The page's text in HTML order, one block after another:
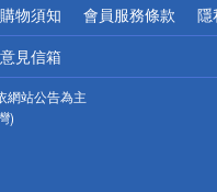
購物須知 會員服務條款 隱
意見信箱
網站公告為主
)